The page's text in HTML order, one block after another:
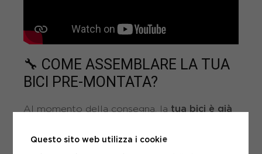
🔧 COME ASSEMBLARE LA TUA
BICI PRE-MONTATA?
Al momento della consegna, la tua bici è già
Questo sito web utilizza i cookie